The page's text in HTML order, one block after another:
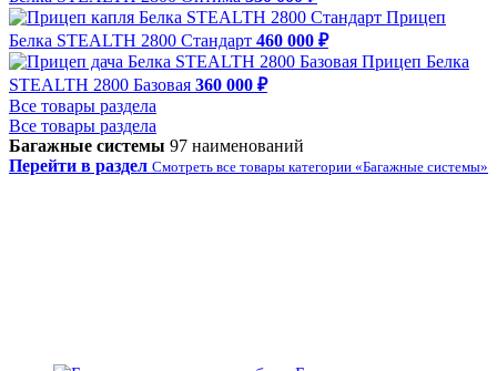
Прицеп
Белка STEALTH 2800 Стандарт 460 000 ₽
Прицеп Белка
STEALTH 2800 Базовая 360 000 ₽
Все товары раздела
Все товары раздела
Багажные системы 97 наименований
Перейти в раздел Смотреть все товары категории «Багажные системы»